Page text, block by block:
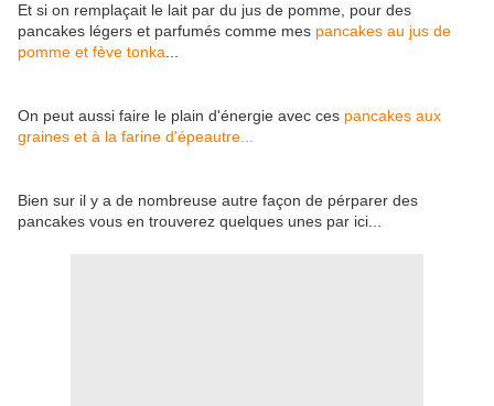
Et si on remplaçait le lait par du jus de pomme, pour des
pancakes légers et parfumés comme mes pancakes au jus de
pomme et fève tonka
On peut aussi faire le plain d'énergie avec ces pancakes aux
graines et à la farine d'épeautre...
Bien sur il y a de nombreuse autre façon de pérparer des
pancakes vous en trouverez quelques unes par ici...